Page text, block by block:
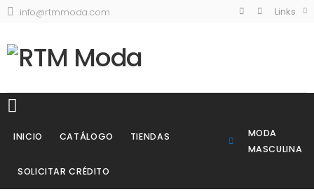
info@rtmmoda.com Links
INICIO CATÁLOGO TIENDAS
SOLICITAR CRÉDITO
MODA
MASCULINA